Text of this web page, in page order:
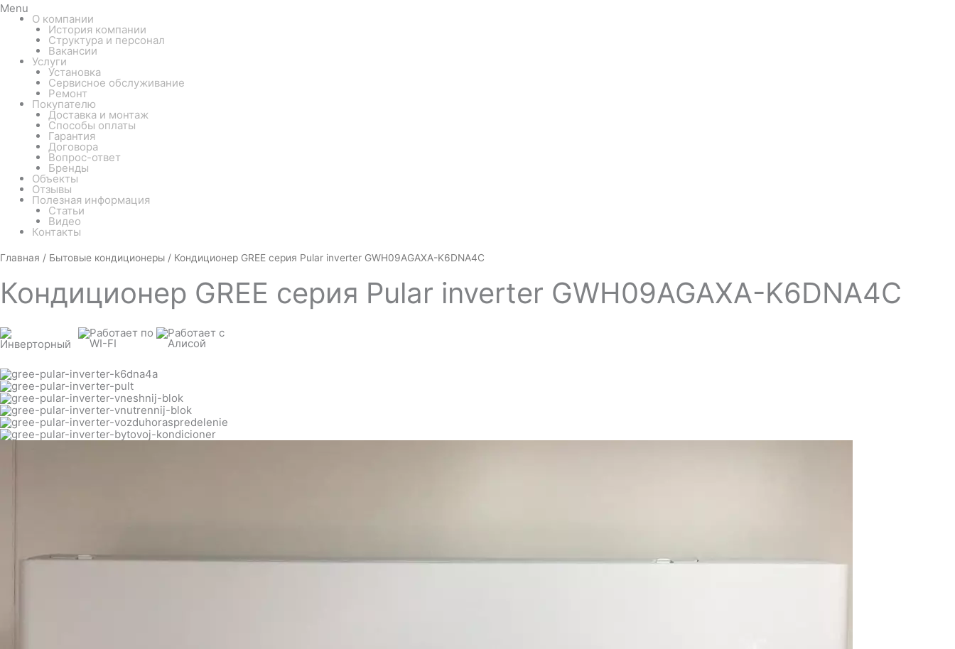
Menu
О компании
История компании
Структура и персонал
Вакансии
Услуги
Установка
Сервисное обслуживание
Ремонт
Покупателю
Доставка и монтаж
Способы оплаты
Гарантия
Договора
Вопрос-ответ
Бренды
Объекты
Отзывы
Полезная информация
Статьи
Видео
Контакты
Главная / Бытовые кондиционеры / Кондиционер GREE серия Pular inverter GWH09AGAXA-K6DNA4C
Кондиционер GREE серия Pular inverter GWH09AGAXA-K6DNA4C
Белый
Количество
GREE
серия
GWH09AGAXA-
K6DNA4C